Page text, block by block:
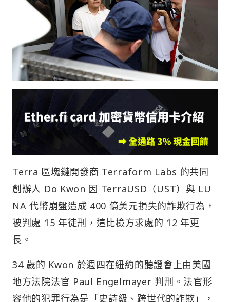
Terra 區塊鏈開發商 Terraform Labs 的共同
創辦人 Do Kwon 因 TerraUSD（UST）與 LU
NA 代幣崩盤造成 400 億美元損失的詐欺行為，
被判處 15 年徒刑，這比檢方求處的 12 年更
長。
34 歲的 Kwon 於週四在紐約的聽證會上由美國
地方法院法官 Paul Engelmayer 判刑。法官形
容他的犯罪行為是「史詩級、跨世代的詐欺」，